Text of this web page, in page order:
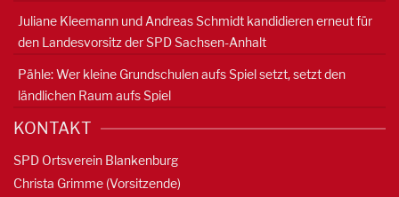
Juliane Kleemann und Andreas Schmidt kandidieren erneut für
den Landesvorsitz der SPD Sachsen-Anhalt
Pähle: Wer kleine Grundschulen aufs Spiel setzt, setzt den
ländlichen Raum aufs Spiel
KONTAKT
SPD Ortsverein Blankenburg
Christa Grimme (Vorsitzende)